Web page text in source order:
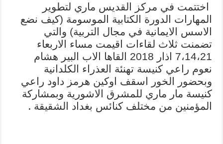
اختتمت في مركز القديس ماري لتطوير
المهارات الدورة الكتابية الموسومة (كيف نضع
الاسس الايمانية في مجال التربية) والتي
تضمنت ثلاث لقاءات اقيمت مساء الاربعاء
7،14،21 اذار 2018 القاها الاب البير هشام
نعوم راعي كنيسة تهنئة العذراء الكلدانية
وبحضور الخور اسقف اوكين هرمز داود راعي
كنيسة مار ماري للمشرق الاشورية وبمشاركة
المؤمنين من مختلف كنائس بغداد الشقيقة .